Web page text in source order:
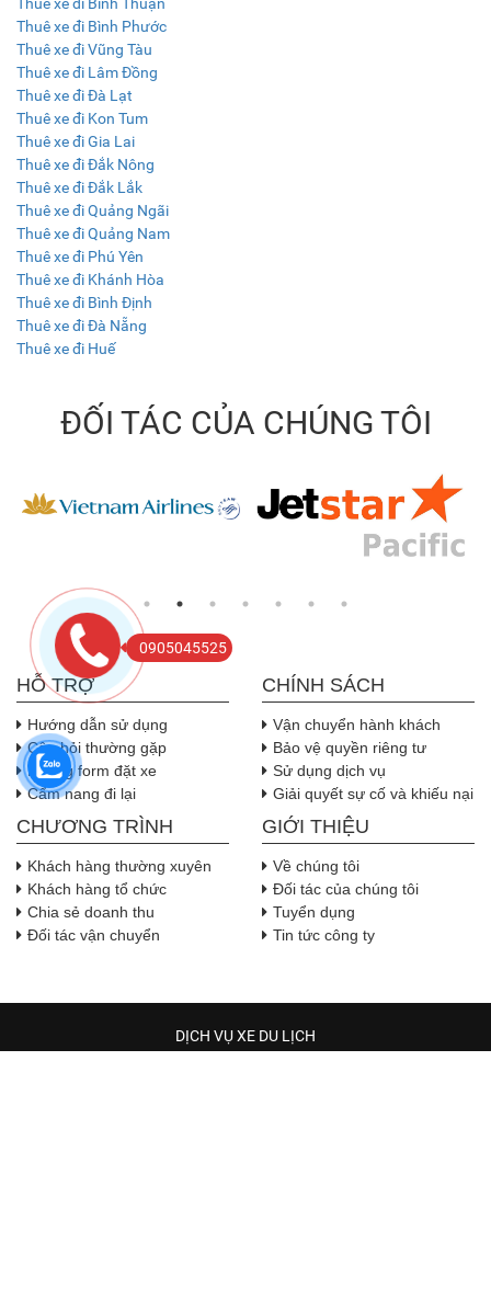
Thuê xe đi Bình Thuận
Thuê xe đi Bình Phước
Thuê xe đi Vũng Tàu
Thuê xe đi Lâm Đồng
Thuê xe đi Đà Lạt
Thuê xe đi Kon Tum
Thuê xe đi Gia Lai
Thuê xe đi Đắk Nông
Thuê xe đi Đắk Lắk
Thuê xe đi Quảng Ngãi
Thuê xe đi Quảng Nam
Thuê xe đi Phú Yên
Thuê xe đi Khánh Hòa
Thuê xe đi Bình Định
Thuê xe đi Đà Nẵng
Thuê xe đi Huế
ĐỐI TÁC CỦA CHÚNG TÔI
HỖ TRỢ
Hướng dẫn sử dụng
Câu hỏi thường gặp
Nhúng form đặt xe
Cẩm nang đi lại
CHÍNH SÁCH
Vận chuyển hành khách
Bảo vệ quyền riêng tư
Sử dụng dịch vụ
Giải quyết sự cố và khiếu nại
CHƯƠNG TRÌNH
Khách hàng thường xuyên
Khách hàng tổ chức
Chia sẻ doanh thu
Đối tác vận chuyển
GIỚI THIỆU
Về chúng tôi
Đối tác của chúng tôi
Tuyển dụng
Tin tức công ty
DỊCH VỤ XE DU LỊCH
0905045525